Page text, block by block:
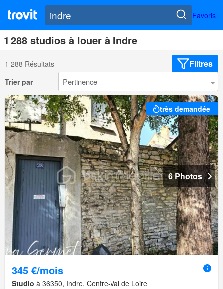
Favoris
1 288 studios à louer à Indre
1 288 Résultats Filtres
Trier par
très demandée
6 Photos
345 €/mois
Studio à 36350, Indre, Centre-Val de Loire